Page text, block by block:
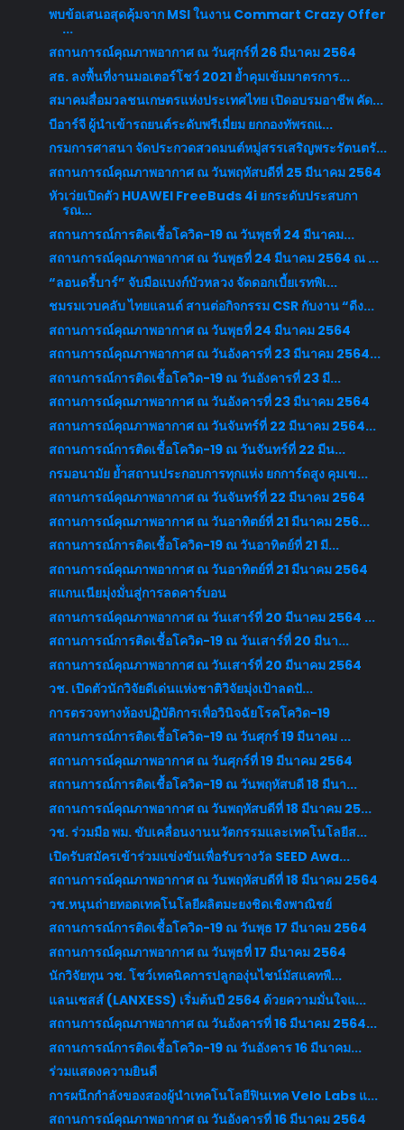
พบข้อเสนอสุดคุ้มจาก MSI ในงาน Commart Crazy Offer
...
สถานการณ์คุณภาพอากาศ ณ วันศุกร์ที่ 26 มีนาคม 2564
สธ. ลงพื้นที่งานมอเตอร์โชว์ 2021 ย้ำคุมเข้มมาตรการ...
สมาคมสื่อมวลชนเกษตรแห่งประเทศไทย เปิดอบรมอาชีพ คัด...
บีอาร์จี ผู้นำเข้ารถยนต์ระดับพรีเมี่ยม ยกกองทัพรถแ...
กรมการศาสนา จัดประกวดสวดมนต์หมู่สรรเสริญพระรัตนตรั...
สถานการณ์คุณภาพอากาศ ณ วันพฤหัสบดีที่ 25 มีนาคม 2564
หัวเว่ยเปิดตัว HUAWEI FreeBuds 4i ยกระดับประสบกา
รณ...
สถานการณ์การติดเชื้อโควิด-19 ณ วันพุธที่ 24 มีนาคม...
สถานการณ์คุณภาพอากาศ ณ วันพุธที่ 24 มีนาคม 2564 ณ ...
“ลอนดรี้บาร์” จับมือแบงก์บัวหลวง จัดดอกเบี้ยเรทพิเ...
ชมรมเวบคลับ ไทยแลนด์ สานต่อกิจกรรม CSR กับงาน “ดีง...
สถานการณ์คุณภาพอากาศ ณ วันพุธที่ 24 มีนาคม 2564
สถานการณ์คุณภาพอากาศ ณ วันอังคารที่ 23 มีนาคม 2564...
สถานการณ์การติดเชื้อโควิด-19 ณ วันอังคารที่ 23 มี...
สถานการณ์คุณภาพอากาศ ณ วันอังคารที่ 23 มีนาคม 2564
สถานการณ์คุณภาพอากาศ ณ วันจันทร์ที่ 22 มีนาคม 2564...
สถานการณ์การติดเชื้อโควิด-19 ณ วันจันทร์ที่ 22 มีน...
กรมอนามัย ย้ำสถานประกอบการทุกแห่ง ยกการ์ดสูง คุมเข...
สถานการณ์คุณภาพอากาศ ณ วันจันทร์ที่ 22 มีนาคม 2564
สถานการณ์คุณภาพอากาศ ณ วันอาทิตย์ที่ 21 มีนาคม 256...
สถานการณ์การติดเชื้อโควิด-19 ณ วันอาทิตย์ที่ 21 มี...
สถานการณ์คุณภาพอากาศ ณ วันอาทิตย์ที่ 21 มีนาคม 2564
สแกนเนียมุ่งมั่นสู่การลดคาร์บอน
สถานการณ์คุณภาพอากาศ ณ วันเสาร์ที่ 20 มีนาคม 2564 ...
สถานการณ์การติดเชื้อโควิด-19 ณ วันเสาร์ที่ 20 มีนา...
สถานการณ์คุณภาพอากาศ ณ วันเสาร์ที่ 20 มีนาคม 2564
วช. เปิดตัวนักวิจัยดีเด่นแห่งชาติวิจัยมุ่งเป้าลดปั...
การตรวจทางห้องปฏิบัติการเพื่อวินิจฉัยโรคโควิด-19
สถานการณ์การติดเชื้อโควิด-19 ณ วันศุกร์ 19 มีนาคม ...
สถานการณ์คุณภาพอากาศ ณ วันศุกร์ที่ 19 มีนาคม 2564
สถานการณ์การติดเชื้อโควิด-19 ณ วันพฤหัสบดี 18 มีนา...
สถานการณ์คุณภาพอากาศ ณ วันพฤหัสบดีที่ 18 มีนาคม 25...
วช. ร่วมมือ พม. ขับเคลื่อนงานนวัตกรรมและเทคโนโลยีส...
เปิดรับสมัครเข้าร่วมแข่งขันเพื่อรับรางวัล SEED Awa...
สถานการณ์คุณภาพอากาศ ณ วันพฤหัสบดีที่ 18 มีนาคม 2564
วช.หนุนถ่ายทอดเทคโนโลยีผลิตมะยงชิดเชิงพาณิชย์
สถานการณ์การติดเชื้อโควิด-19 ณ วันพุธ 17 มีนาคม 2564
สถานการณ์คุณภาพอากาศ ณ วันพุธที่ 17 มีนาคม 2564
นักวิจัยทุน วช. โชว์เทคนิคการปลูกองุ่นไชน์มัสแคทพื...
แลนเซสส์ (LANXESS) เริ่มต้นปี 2564 ด้วยความมั่นใจแ...
สถานการณ์คุณภาพอากาศ ณ วันอังคารที่ 16 มีนาคม 2564...
สถานการณ์การติดเชื้อโควิด-19 ณ วันอังคาร 16 มีนาคม...
ร่วมแสดงความยินดี
การผนึกกำลังของสองผู้นำเทคโนโลยีฟินเทค Velo Labs แ...
สถานการณ์คุณภาพอากาศ ณ วันอังคารที่ 16 มีนาคม 2564